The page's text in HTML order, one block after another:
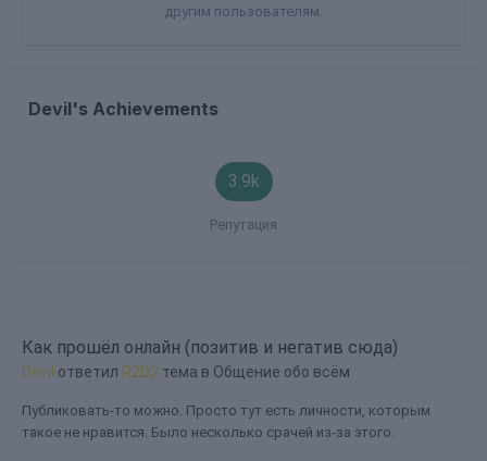
другим пользователям.
Devil's Achievements
3.9k
Репутация
Как прошёл онлайн (позитив и негатив сюда)
Devil ответил R2D2 тема в Общение обо всём
Публиковать-то можно. Просто тут есть личности, которым
такое не нравится. Было несколько срачей из-за этого.